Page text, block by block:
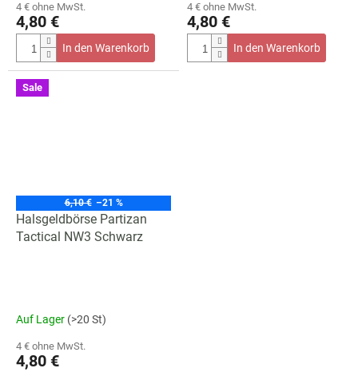
4 € ohne MwSt.
4,80 €
In den Warenkorb
4 € ohne MwSt.
4,80 €
In den Warenkorb
Sale
6,10 € –21 %
Halsgeldbörse Partizan
Tactical NW3 Schwarz
Auf Lager (>20 St)
4 € ohne MwSt.
4,80 €